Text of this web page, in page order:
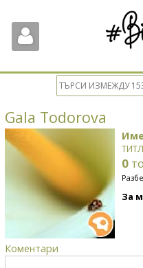
Gala Todorova
0
За
Коментари